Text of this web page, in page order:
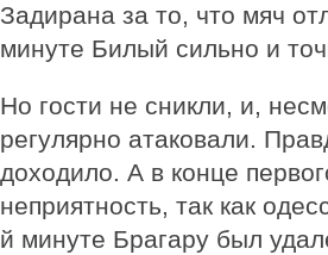
Задирана за то, что мяч
минуте Билый сильно и
Но гости не сникли, и,
регулярно атаковали.
доходило. А в конце
неприятность, так как
й минуте Брагару был